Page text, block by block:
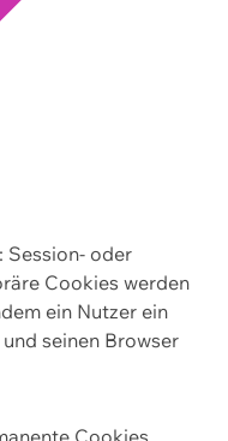
Session- oder
Cookies werden
ein Nutzer ein
seinen Browser